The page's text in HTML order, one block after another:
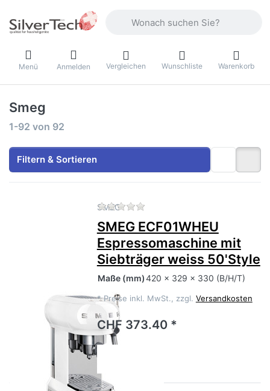
Menü Anmelden Vergleichen Wunschliste Warenkorb
Smeg
Suchergebnisse:
1-92 von 92
Filtern & Sortieren
SMEG Zu diesem Produkt liegen
SMEG ECF01WHEU
Espressomaschine mit
Siebträger weiss 50'Style
Maße (mm)420 x 329 x 330 (B/H/T)
* Preise inkl. MwSt., zzgl. Versandkosten
CHF 373.40 *